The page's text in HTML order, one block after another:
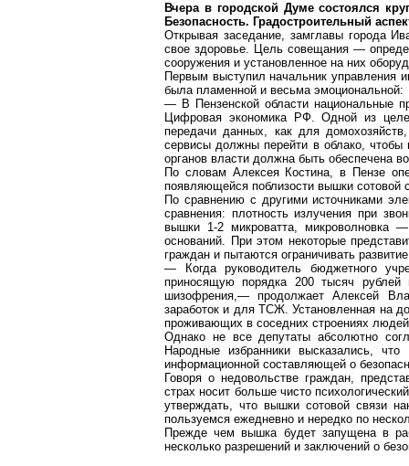
Вчера в городской Думе состоялся
Безопасность. Градостроительный
Открывая заседание, замглавыгорода
свое здоровье. Цель совещания —
сооружения и установленное на них
Первым выступил начальник управления
была пламенной и весьма эмоциональной:
— В Пензенской области национальные
Цифровая экономика РФ. Одной из
передачи данных, как для
сервисы должны перейти в облако,
органов власти должна быть обеспечена
По словам Алексея Костина, в Пензе
появляющейся поблизости вышки сотовой
По сравнению с другими источниками
сравнения: плотность излучения при
вышки 1-2 микроватта,микроволновка—
оснований. При этом некоторые
граждан и пытаются ограничивать
— Когда руководитель бюджетного
приносящую порядка 200 тысяч
шизофрения,— продолжает Алексей
заработок и для ТСЖ. Установленная на
проживающих в соседних строениях
Однако не все депутатыабсолютно
Народные избранники высказались,
информационной составляющей о
Говоря о недовольстве граждан,
страх носит больше чисто
утверждать, что вышки сотовой связи
пользуемся ежедневно и нередко по
Прежде чем вышка будет запущена в
несколько разрешений и заключений о